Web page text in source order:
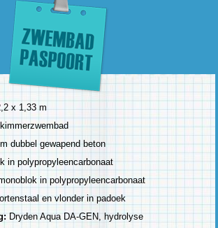
x 1,33 m
dubbel gewapend beton
in polypropyleencarbonaat
in polypropyleencarbonaat
en vlonder in padoek
Dryden Aqua DA-GEN, hydrolyse